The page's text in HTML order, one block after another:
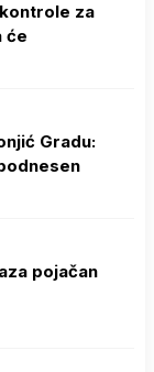
za
će
Gradu:
pojačan